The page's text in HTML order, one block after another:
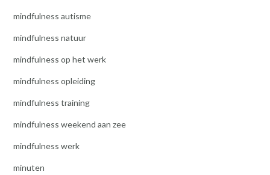
mindfulness autisme
mindfulness natuur
mindfulness op het werk
mindfulness opleiding
mindfulness training
mindfulness weekend aan zee
mindfulness werk
minuten